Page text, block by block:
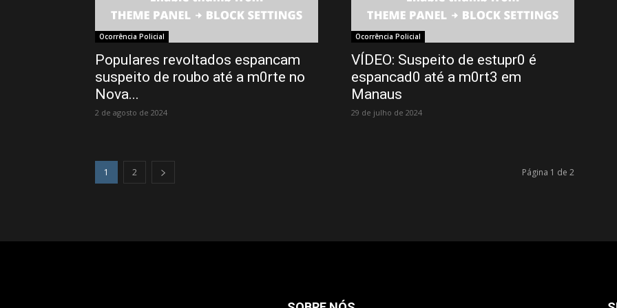
Ocorrência Policial
Populares revoltados espancam
suspeito de roubo até a m0rte no
Nova...
2 de agosto de 2024
Ocorrência Policial
VÍDEO: Suspeito de estupr0 é
espancad0 até a m0rt3 em
Manaus
29 de julho de 2024
1 2 Página 1 de 2